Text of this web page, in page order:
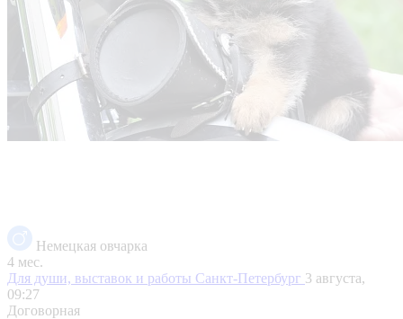
Немецкая овчарка
4 мес.
Для души, выставок и работы Санкт-Петербург 3 августа,
09:27
Договорная